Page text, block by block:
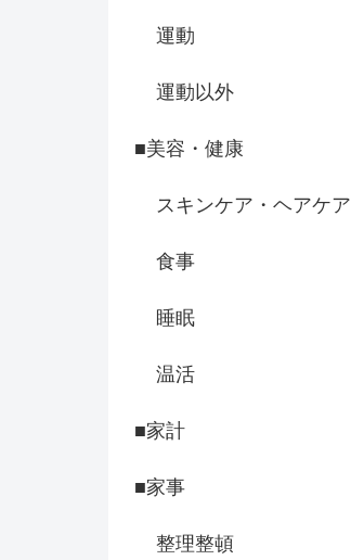
運動
運動以外
■美容・健康
スキンケア・ヘアケア
食事
睡眠
温活
■家計
■家事
整理整頓